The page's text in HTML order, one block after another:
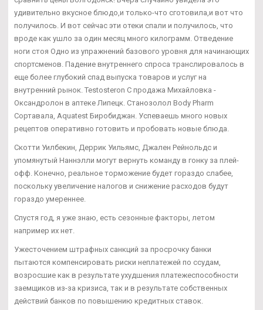
удивительно вкусное блюдо,и только-что сготовила,и вот что
получилось. И вот сейчас эти отеки спали и получилось, что
вроде как ушло за один месяц много килограмм. Отведение
ноги стоя Одно из упражнений базового уровня для начинающих
спортсменов. Падение внутреннего спроса транслировалось в
еще более глубокий спад выпуска товаров и услуг на
внутренний рынок. Testosteron C продажа Михайловка -
Оксандролон в аптеке Липецк. Станозолол Body Pharm
Сортавала, Aquatest Биробиджан. Успеваешь много новых
рецептов оперативно готовить и пробовать новые блюда.
Скотти Уилбекин, Деррик Уильямс, Джален Рейнольдс и
упомянутый Наннэлли могут вернуть команду в гонку за плей-
офф. Конечно, реальное торможение будет гораздо слабее,
поскольку увеличение налогов и снижение расходов будут
гораздо умереннее.
Спустя год, я уже знаю, есть сезонные факторы, летом
например их нет.
Ужесточением штрафных санкций за просрочку банки
пытаются компенсировать риски неплатежей по ссудам,
возросшие как в результате ухудшения платежеспособности
заемщиков из-за кризиса, так и в результате собственных
действий банков по повышению кредитных ставок.